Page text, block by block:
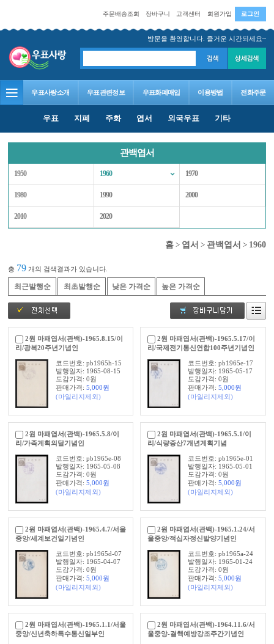
로그인
회원가입
고객센터
장바구니
주문배송조회
방문을 환영합니다. 즐거운 시간되세요~
우표사랑소개 우표관련정보 우표화폐매입 이용방법 전화주문
우표 지폐 주화 엽서 외국우표 기타
관백엽서
1950 1960 1970
1980 1990 2000
2010 2020
홈> 엽서 > 관백엽서 > 1960
최근발행순 최초발행순 낮은 가격순 높은 가격순
총 79 개의 검색결과가 있습니다.
2원 마패엽서(관백)-1965.8.15/이
리/광복20주년기념인
코드번호: pb1965h-15
발행일자: 1965-08-15
도감가격: 0원
판매가격: 5,000원
(마일리지제외)
2원 마패엽서(관백)-1965.5.17/이
리/국제전기통신연합100주년기념인
코드번호: pb1965e-17
발행일자: 1965-05-17
도감가격: 0원
판매가격: 5,000원
(마일리지제외)
2원 마패엽서(관백)-1965.5.8/이
리/가족계획의달기념인
코드번호: pb1965e-08
발행일자: 1965-05-08
도감가격: 0원
판매가격: 5,000원
(마일리지제외)
2원 마패엽서(관백)-1965.5.1/이
리/식량증산7개년계획기념
코드번호: pb1965e-01
발행일자: 1965-05-01
도감가격: 0원
판매가격: 5,000원
(마일리지제외)
2원 마패엽서(관백)-1965.4.7/서울
중앙/세계보건일기념인
코드번호: pb1965d-07
발행일자: 1965-04-07
도감가격: 0원
판매가격: 5,000원
(마일리지제외)
2원 마패엽서(관백)-1965.1.24/서
울중앙/적십자정신발양기념인
코드번호: pb1965a-24
발행일자: 1965-01-24
도감가격: 0원
판매가격: 5,000원
(마일리지제외)
2원 마패엽서(관백)-1965.1.1/서울
중앙/신년축하특수통신일부인
2원 마패엽서(관백)-1964.11.6/서
울중앙-결핵예방강조주간기념인